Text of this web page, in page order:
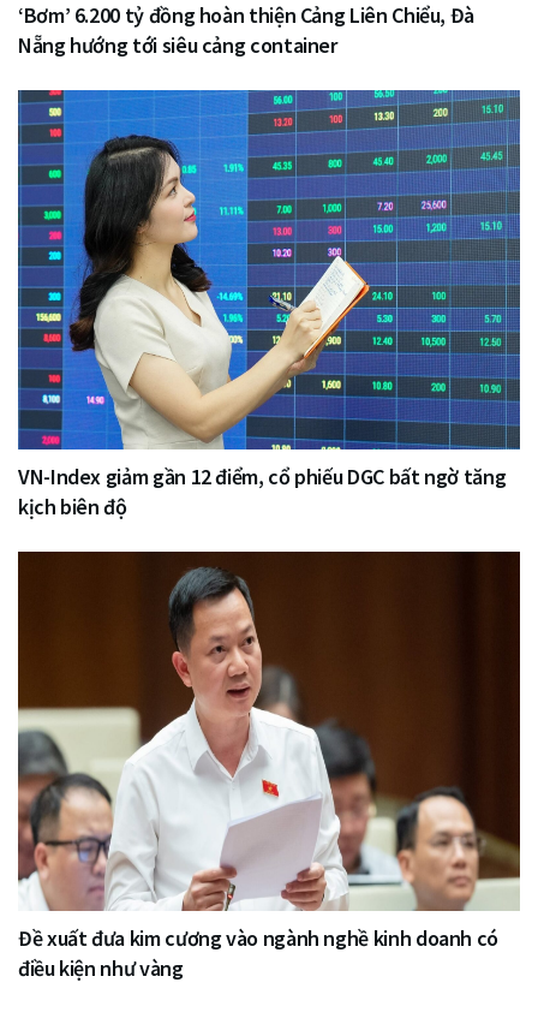
‘Bơm’ 6.200 tỷ đồng hoàn thiện Cảng Liên Chiểu, Đà
Nẵng hướng tới siêu cảng container
VN-Index giảm gần 12 điểm, cổ phiếu DGC bất ngờ tăng
kịch biên độ
Đề xuất đưa kim cương vào ngành nghề kinh doanh có
điều kiện như vàng